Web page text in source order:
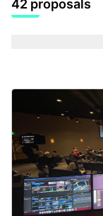
42 proposals